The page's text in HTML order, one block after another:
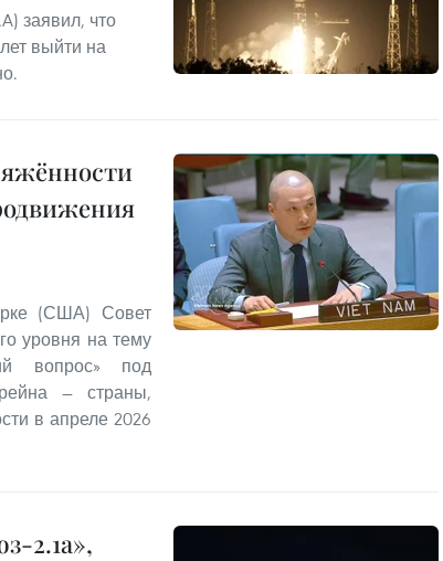
заявил, что
выйти на
(США) Совет
уровня на тему
вопрос» под
— страны,
в апреле 2026
2.1а»,